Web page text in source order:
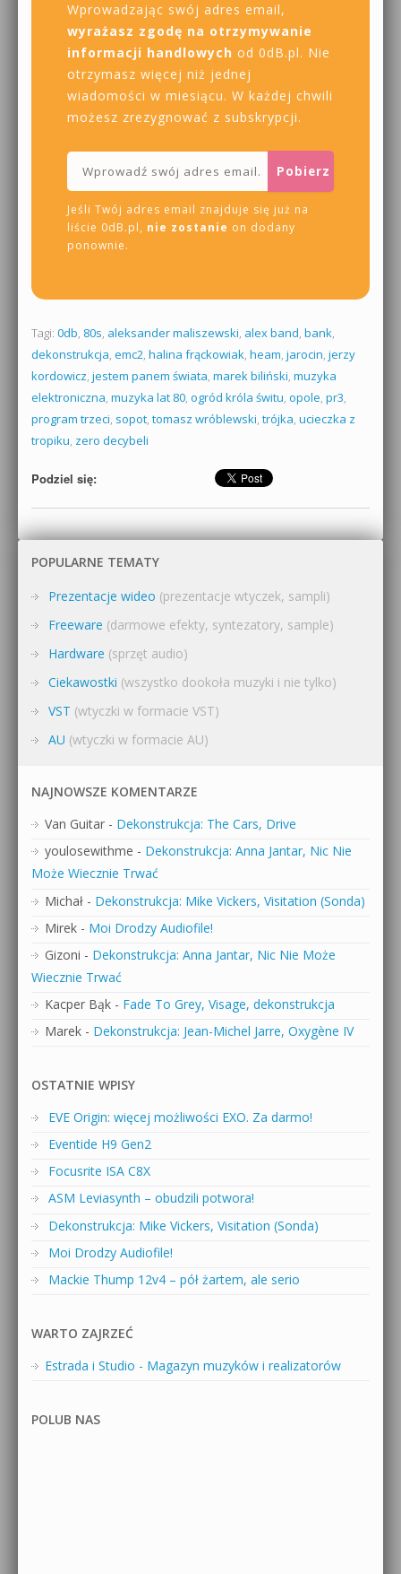
Wprowadzając swój adres email,
wyrażasz zgodę na otrzymywanie
informacji handlowych od 0dB.pl. Nie
otrzymasz więcej niż jednej
wiadomości w miesiącu. W każdej chwili
możesz zrezygnować z subskrypcji.
Jeśli Twój adres email znajduje się już na
liście 0dB.pl, nie zostanie on dodany
ponownie.
Tagi: 0db, 80s, aleksander maliszewski, alex band, bank,
dekonstrukcja, emc2, halina frąckowiak, heam, jarocin, jerzy
kordowicz, jestem panem świata, marek biliński, muzyka
elektroniczna, muzyka lat 80, ogród króla świtu, opole, pr3,
program trzeci, sopot, tomasz wróblewski, trójka, ucieczka z
tropiku, zero decybeli
Podziel się:
POPULARNE TEMATY
Prezentacje wideo (prezentacje wtyczek, sampli)
Freeware (darmowe efekty, syntezatory, sample)
Hardware (sprzęt audio)
Ciekawostki (wszystko dookoła muzyki i nie tylko)
VST (wtyczki w formacie VST)
AU (wtyczki w formacie AU)
NAJNOWSZE KOMENTARZE
Van Guitar - Dekonstrukcja: The Cars, Drive
youlosewithme - Dekonstrukcja: Anna Jantar, Nic Nie
Może Wiecznie Trwać
Michał - Dekonstrukcja: Mike Vickers, Visitation (Sonda)
Mirek - Moi Drodzy Audiofile!
Gizoni - Dekonstrukcja: Anna Jantar, Nic Nie Może
Wiecznie Trwać
Kacper Bąk - Fade To Grey, Visage, dekonstrukcja
Marek - Dekonstrukcja: Jean-Michel Jarre, Oxygène IV
OSTATNIE WPISY
EVE Origin: więcej możliwości EXO. Za darmo!
Eventide H9 Gen2
Focusrite ISA C8X
ASM Leviasynth – obudzili potwora!
Dekonstrukcja: Mike Vickers, Visitation (Sonda)
Moi Drodzy Audiofile!
Mackie Thump 12v4 – pół żartem, ale serio
WARTO ZAJRZEĆ
Estrada i Studio - Magazyn muzyków i realizatorów
POLUB NAS